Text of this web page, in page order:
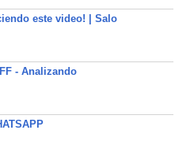
este video! | Salo
- Analizando